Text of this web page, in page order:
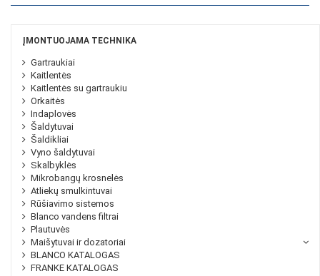
ĮMONTUOJAMA TECHNIKA
Gartraukiai
Kaitlentės
Kaitlentės su gartraukiu
Orkaitės
Indaplovės
Šaldytuvai
Šaldikliai
Vyno šaldytuvai
Skalbyklės
Mikrobangų krosnelės
Atliekų smulkintuvai
Rūšiavimo sistemos
Blanco vandens filtrai
Plautuvės
Maišytuvai ir dozatoriai
BLANCO KATALOGAS
FRANKE KATALOGAS